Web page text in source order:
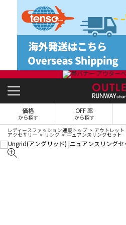
価格
から探す
OFF 率
から探す
レディースファッション通販トップ アウトレット
アクセサリー リング ニュアンスリングセット